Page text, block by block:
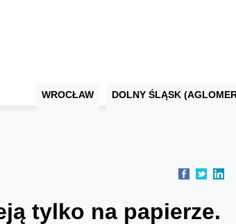
WROCŁAW DOLNY ŚLĄSK
tylko na papierze.